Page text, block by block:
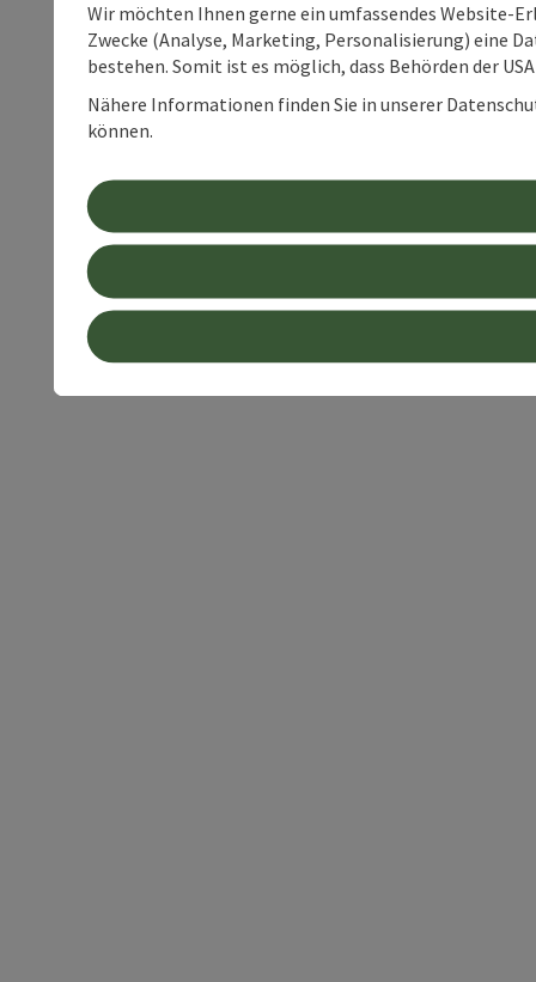
Wir möchten Ihnen gerne ein umfassendes Website-
Zwecke (Analyse, Marketing, Personalisierung) eine
bestehen. Somit ist es möglich, dass Behörden der
Nähere Informationen finden Sie in unserer
können.